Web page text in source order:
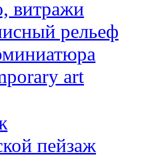
витражи
рельеф
art
пейзаж